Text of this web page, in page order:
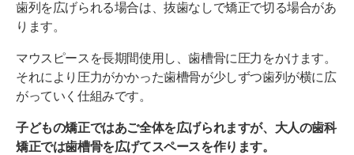
歯列を広げられる場合は、抜歯なしで矯正で切る場合があ
ります。
マウスピースを長期間使用し、歯槽骨に圧力をかけます。
それにより圧力がかかった歯槽骨が少しずつ歯列が横に広
がっていく仕組みです。
子どもの矯正ではあご全体を広げられますが、大人の歯科
矯正では歯槽骨を広げてスペースを作ります。